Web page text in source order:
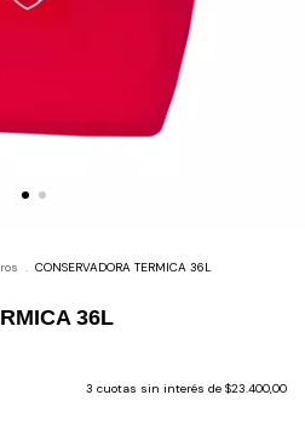
. CONSERVADORA TERMICA 36L
36L
3 cuotas sin interés de $23.400,00